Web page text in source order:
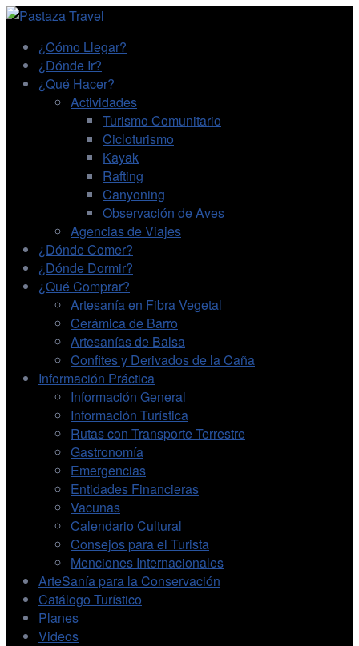
¿Cómo Llegar?
¿Dónde Ir?
¿Qué Hacer?
Actividades
Turismo Comunitario
Cicloturismo
Kayak
Rafting
Canyoning
Observación de Aves
Agencias de Viajes
¿Dónde Comer?
¿Dónde Dormir?
¿Qué Comprar?
Artesanía en Fibra Vegetal
Cerámica de Barro
Artesanías de Balsa
Confites y Derivados de la Caña
Información Práctica
Información General
Información Turística
Rutas con Transporte Terrestre
Gastronomía
Emergencias
Entidades Financieras
Vacunas
Calendario Cultural
Consejos para el Turista
Menciones Internacionales
ArteSanía para la Conservación
Catálogo Turístico
Planes
Videos